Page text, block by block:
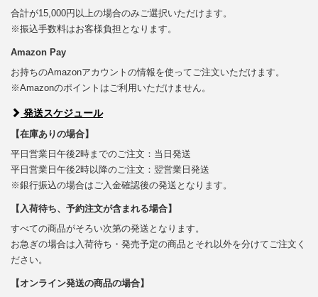
合計が15,000円以上の場合のみご選択いただけます。
※振込手数料はお客様負担となります。
Amazon Pay
お持ちのAmazonアカウントの情報を使ってご注文いただけます。
※Amazonのポイントはご利用いただけません。
発送スケジュール
【在庫ありの場合】
平日営業日午後2時までのご注文：当日発送
平日営業日午後2時以降のご注文：翌営業日発送
※銀行振込の場合はご入金確認後の発送となります。
【入荷待ち、予約注文が含まれる場合】
すべての商品がそろい次第の発送となります。
お急ぎの場合は入荷待ち・発売予定の商品とそれ以外を分けてご注文く
ださい。
【オンライン発送の商品の場合】